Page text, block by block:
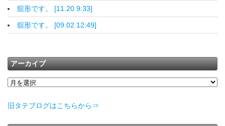
舘形です。 [11.20 9:33]
舘形です。 [09.02 12:49]
アーカイブ
旧タテブログはこちらから⇒